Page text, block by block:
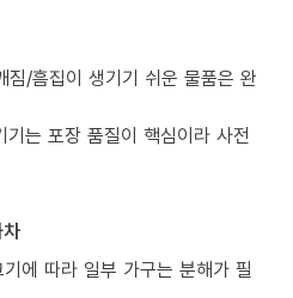
짐/흠집이 생기기 쉬운 물품은 완
기는 포장 품질이 핵심이라 사전
에 따라 일부 가구는 분해가 필